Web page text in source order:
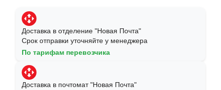
Доставка в отделение "Новая Почта"
Срок отправки уточняйте у менеджера
По тарифам перевозчика
Доставка в почтомат "Новая Почта"